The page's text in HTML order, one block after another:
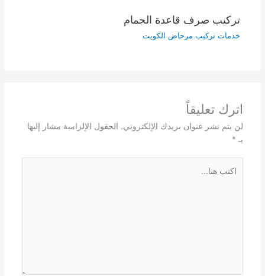
تركيب صرف قاعدة الحمام
خدمات تركيب مرحاض الكويت
اترك تعليقاً
لن يتم نشر عنوان بريدك الإلكتروني. الحقول الإلزامية مشار إليها
بـ *
هنا...